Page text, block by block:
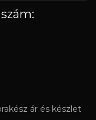
ár és készlet